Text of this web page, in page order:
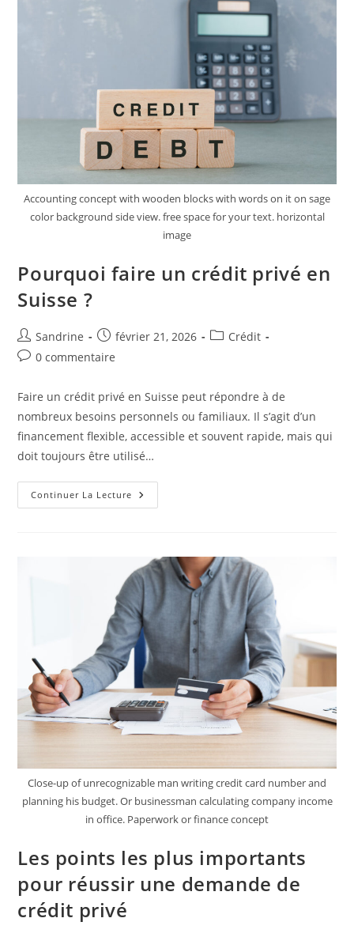
Accounting concept with wooden blocks with words on it on sage
color background side view. free space for your text. horizontal
image
Pourquoi faire un crédit privé en
Suisse ?
Auteur/autrice
de
Sandrine
Publication
publiée :
février 21, 2026
PostCrédit
Commentaires
publication :
0 commentaire
Faire un crédit privé en Suisse peut répondre à de
nombreux besoins personnels ou familiaux. Il s’agit d’un
financement flexible, accessible et souvent rapide, mais qui
doit toujours être utilisé…
Continuer La Lecture Pourquoi
Faire
Suisse
?
Close-up of unrecognizable man writing credit card number and
planning his budget. Or businessman calculating company income
in office. Paperwork or finance concept
Les points les plus importants
pour réussir une demande de
crédit privé